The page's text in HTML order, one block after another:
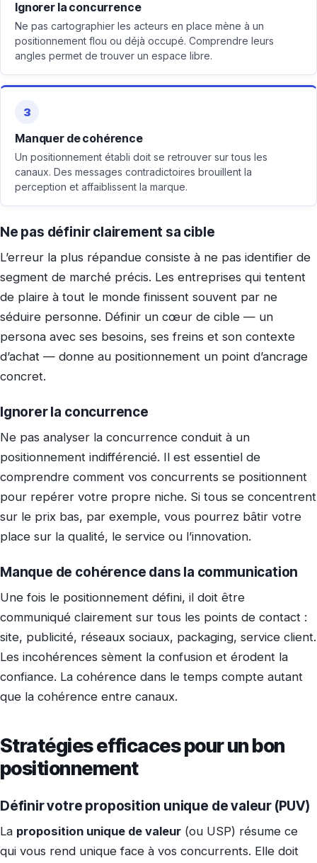
Ignorer la concurrence
Ne pas cartographier les acteurs en place mène à un
positionnement flou ou déjà occupé. Comprendre leurs
angles permet de trouver un espace libre.
3
Manquer de cohérence
Un positionnement établi doit se retrouver sur tous les
canaux. Des messages contradictoires brouillent la
perception et affaiblissent la marque.
Ne pas définir clairement sa cible
L’erreur la plus répandue consiste à ne pas identifier de
segment de marché précis. Les entreprises qui tentent
de plaire à tout le monde finissent souvent par ne
séduire personne. Définir un cœur de cible — un
persona avec ses besoins, ses freins et son contexte
d’achat — donne au positionnement un point d’ancrage
concret.
Ignorer la concurrence
Ne pas analyser la concurrence conduit à un
positionnement indifférencié. Il est essentiel de
comprendre comment vos concurrents se positionnent
pour repérer votre propre niche. Si tous se concentrent
sur le prix bas, par exemple, vous pourrez bâtir votre
place sur la qualité, le service ou l’innovation.
Manque de cohérence dans la communication
Une fois le positionnement défini, il doit être
communiqué clairement sur tous les points de contact :
site, publicité, réseaux sociaux, packaging, service client.
Les incohérences sèment la confusion et érodent la
confiance. La cohérence dans le temps compte autant
que la cohérence entre canaux.
Stratégies efficaces pour un bon
positionnement
Définir votre proposition unique de valeur (PUV)
La proposition unique de valeur (ou USP) résume ce
qui vous rend unique face à vos concurrents. Elle doit